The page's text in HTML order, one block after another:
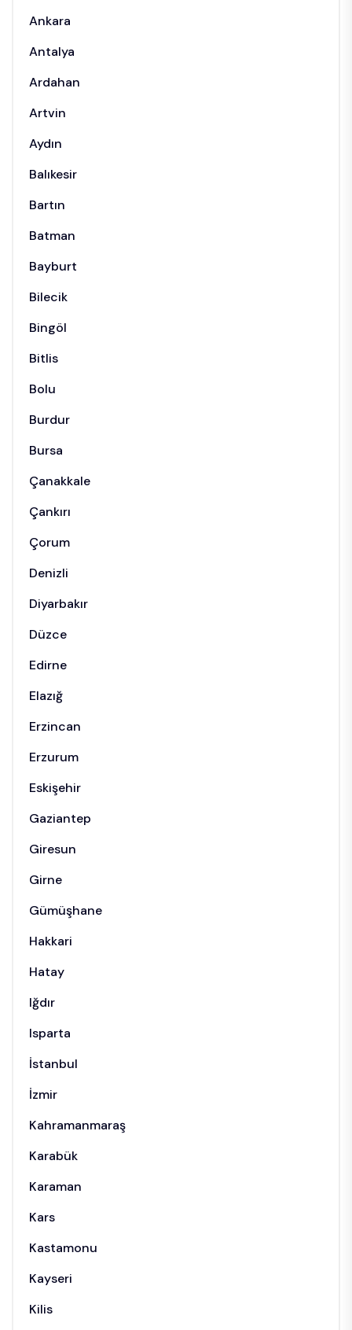
Ankara
Antalya
Ardahan
Artvin
Aydın
Balıkesir
Bartın
Batman
Bayburt
Bilecik
Bingöl
Bitlis
Bolu
Burdur
Bursa
Çanakkale
Çankırı
Çorum
Denizli
Diyarbakır
Düzce
Edirne
Elazığ
Erzincan
Erzurum
Eskişehir
Gaziantep
Giresun
Girne
Gümüşhane
Hakkari
Hatay
Iğdır
Isparta
İstanbul
İzmir
Kahramanmaraş
Karabük
Karaman
Kars
Kastamonu
Kayseri
Kilis